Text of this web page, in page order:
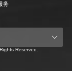
务
Reserved.